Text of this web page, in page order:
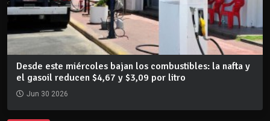
Desde este miércoles bajan los combustibles: la nafta y
el gasoil reducen $4,67 y $3,09 por litro
Jun 30 2026